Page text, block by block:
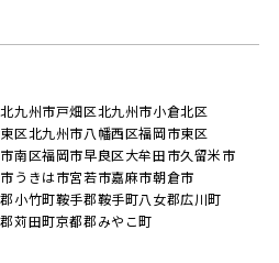
北九州市戸畑区北九州市小倉北区
区北九州市八幡西区福岡市東区
南区福岡市早良区大牟田市久留米市
うきは市宮若市嘉麻市朝倉市
小竹町鞍手郡鞍手町八女郡広川町
苅田町京都郡みやこ町